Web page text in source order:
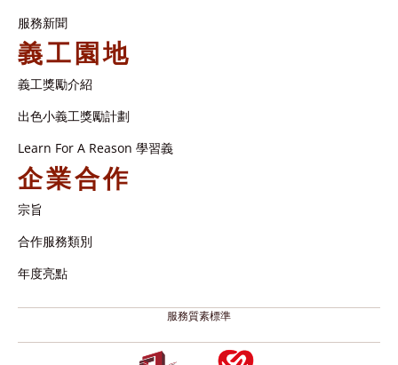
服務新聞
義工園地
義工獎勵介紹
出色小義工獎勵計劃
Learn For A Reason 學習義
企業合作
宗旨
合作服務類別
年度亮點
服務質素標準